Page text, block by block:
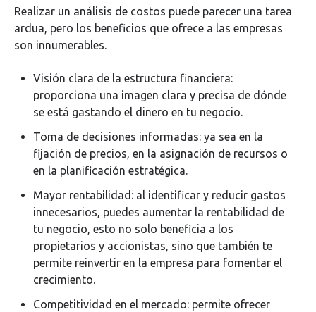
Realizar un análisis de costos puede parecer una tarea
ardua, pero los beneficios que ofrece a las empresas
son innumerables.
Visión clara de la estructura financiera:
proporciona una imagen clara y precisa de dónde
se está gastando el dinero en tu negocio.
Toma de decisiones informadas: ya sea en la
fijación de precios, en la asignación de recursos o
en la planificación estratégica.
Mayor rentabilidad: al identificar y reducir gastos
innecesarios, puedes aumentar la rentabilidad de
tu negocio, esto no solo beneficia a los
propietarios y accionistas, sino que también te
permite reinvertir en la empresa para fomentar el
crecimiento.
Competitividad en el mercado: permite ofrecer